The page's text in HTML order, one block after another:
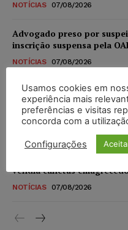
NOTÍCIAS 07/08/2026
Advogado preso por
inscrição suspensa pela
NOTÍCIAS 07/08/2026
STF amplia isenção de
novos para pessoas com
níveis
vendia canetas
NOTÍCIAS 07/08/2026
Usamos cookies em
experiência mais
preferências e visitas
concorda com a
Configurações